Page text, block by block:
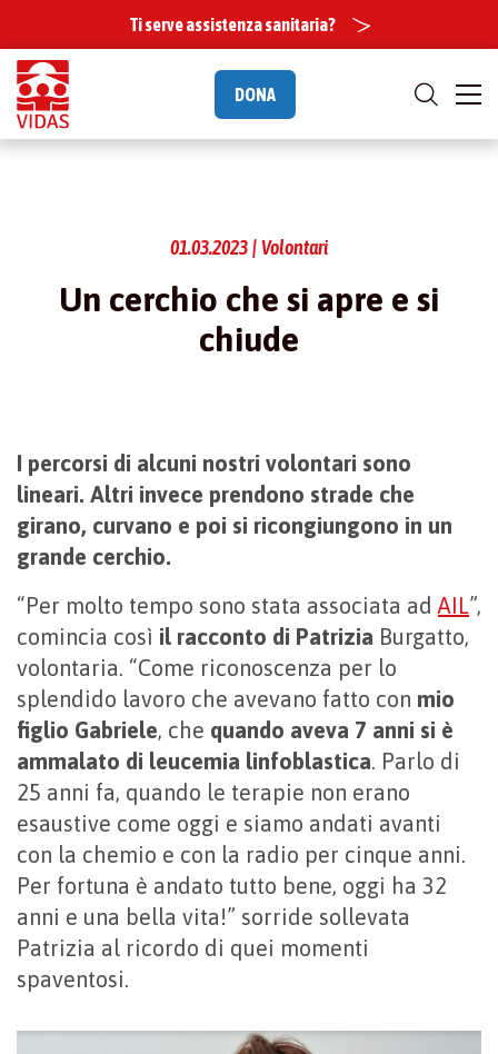
Ti serve assistenza sanitaria?
DONA
01.03.2023 | Volontari
Un cerchio che si apre e si
chiude
I percorsi di alcuni nostri volontari sono
lineari. Altri invece prendono strade che
girano, curvano e poi si ricongiungono in un
grande cerchio.
“Per molto tempo sono stata associata ad AIL”,
comincia così il racconto di Patrizia Burgatto,
volontaria. “Come riconoscenza per lo
splendido lavoro che avevano fatto con mio
figlio Gabriele, che quando aveva 7 anni si è
ammalato di leucemia linfoblastica. Parlo di
25 anni fa, quando le terapie non erano
esaustive come oggi e siamo andati avanti
con la chemio e con la radio per cinque anni.
Per fortuna è andato tutto bene, oggi ha 32
anni e una bella vita!” sorride sollevata
Patrizia al ricordo di quei momenti
spaventosi.